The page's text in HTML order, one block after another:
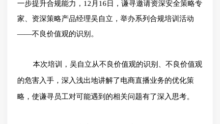
一步提升合规能力，12月16日，谦寻邀请资深安全策略专
家、资深策略产品经理吴自立，举办系列合规培训活动
——不良价值观的识别。
本次培训，吴自立从不良价值观的识别、不良价值观
的危害入手，深入浅出地讲解了电商直播业务的优化策
略，使谦寻员工对可能遇到的相关问题有了深入思考。